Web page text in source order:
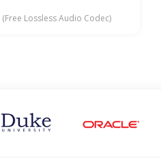
(Free Lossless Audio Codec)